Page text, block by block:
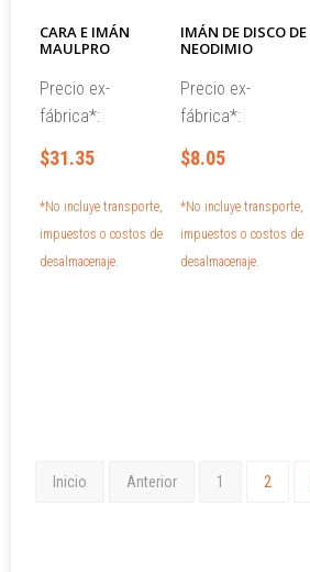
CARA E IMÁN
MAULPRO
Precio ex-
fábrica*:
$31.35
*No incluye transporte,
impuestos o costos de
desalmacenaje.
IMÁN DE DISCO DE
NEODIMIO
Precio ex-
fábrica*:
$8.05
*No incluye transporte,
impuestos o costos de
desalmacenaje.
Inicio Anterior 1 2